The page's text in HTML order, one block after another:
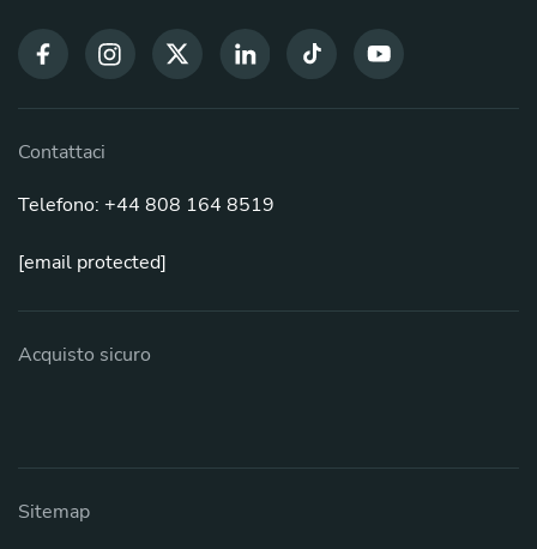
Contattaci
Telefono: +44 808 164 8519
[email protected]
Acquisto sicuro
Sitemap